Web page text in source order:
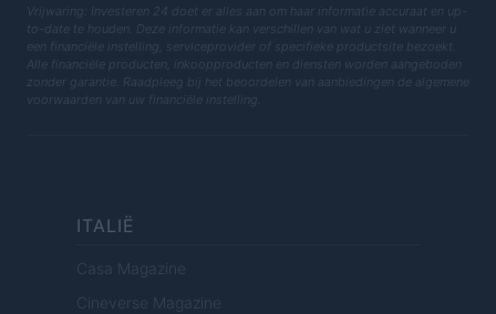
Vrijwaring: Investeren 24 doet er alles aan om haar informatie accuraat en up-
to-date te houden. Deze informatie kan verschillen van wat u ziet wanneer u
een financiële instelling, serviceprovider of specifieke productsite bezoekt.
Alle financiële producten, inkoopproducten en diensten worden aangeboden
zonder garantie. Raadpleeg bij het beoordelen van aanbiedingen de algemene
voorwaarden van uw financiële instelling.
ITALIË
Casa Magazine
Cineverse Magazine